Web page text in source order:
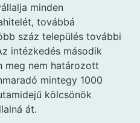
minden
továbbá
száz település további
intézkedés második
meg nem határozott
mintegy 1000
kölcsönök
át.